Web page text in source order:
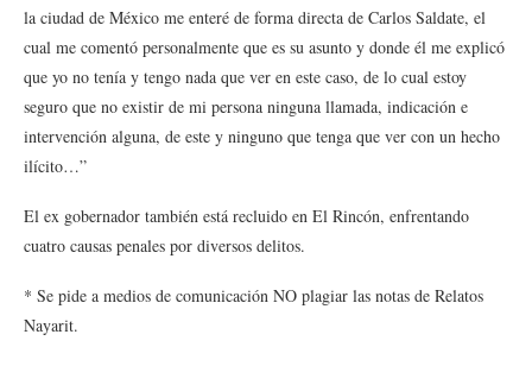
la ciudad de México me enteré de forma directa de Carlos Saldate, el
cual me comentó personalmente que es su asunto y donde él me explicó
que yo no tenía y tengo nada que ver en este caso, de lo cual estoy
seguro que no existir de mi persona ninguna llamada, indicación e
intervención alguna, de este y ninguno que tenga que ver con un hecho
ilícito…”
El ex gobernador también está recluido en El Rincón, enfrentando
cuatro causas penales por diversos delitos.
* Se pide a medios de comunicación NO plagiar las notas de Relatos
Nayarit.